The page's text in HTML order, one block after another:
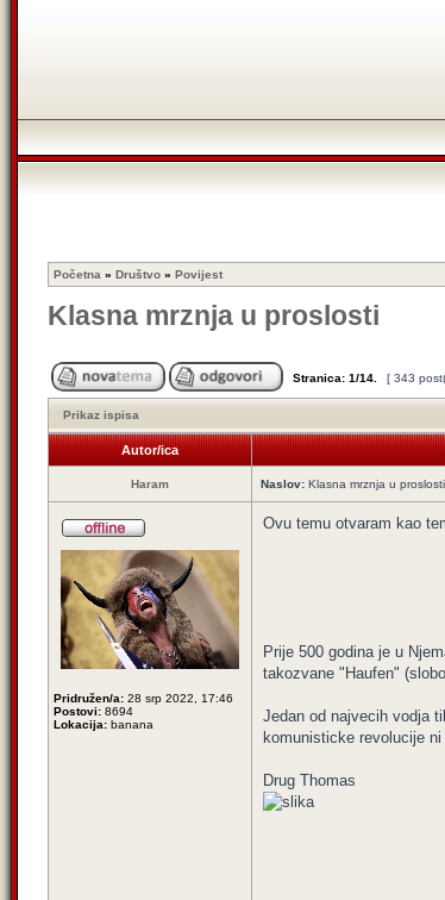
Početna » Društvo » Povijest
Klasna mrznja u proslosti
Stranica: 1/14 [ 343
Prikaz ispisa
Autor/ica
Haram Naslov: Klasna mrznja u proslosti
Pridružen/a: 28 srp 2022, 17:46
Postovi: 8694
Lokacija: banana
Ovu temu otvaram kao
Prije 500 godina je u
takozvane "Haufen"
Jedan od najvecih vodja
komunisticke revolucije
Drug Thomas